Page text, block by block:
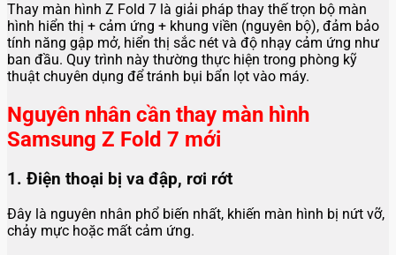
Thay màn hình Z Fold 7 là giải pháp thay thế trọn bộ màn
hình hiển thị + cảm ứng + khung viền (nguyên bộ), đảm bảo
tính năng gập mở, hiển thị sắc nét và độ nhạy cảm ứng như
ban đầu. Quy trình này thường thực hiện trong phòng kỹ
thuật chuyên dụng để tránh bụi bẩn lọt vào máy.
Nguyên nhân cần thay màn hình
Samsung Z Fold 7 mới
1. Điện thoại bị va đập, rơi rớt
Đây là nguyên nhân phổ biến nhất, khiến màn hình bị nứt vỡ,
chảy mực hoặc mất cảm ứng.